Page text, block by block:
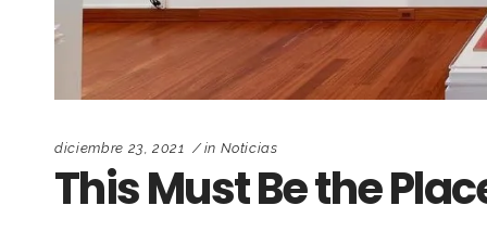
diciembre 23, 2021 in Noticias
This Must Be the